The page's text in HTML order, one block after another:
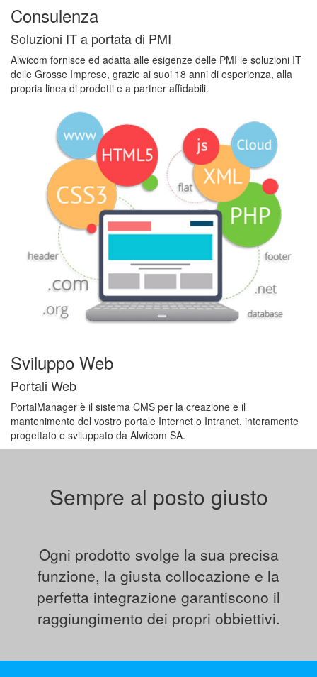
Consulenza
Soluzioni IT a portata di PMI
Alwicom fornisce ed adatta alle esigenze delle PMI le soluzioni IT
delle Grosse Imprese, grazie ai suoi 18 anni di esperienza, alla
propria linea di prodotti e a partner affidabili.
Sviluppo Web
Portali Web
PortalManager è il sistema CMS per la creazione e il
mantenimento del vostro portale Internet o Intranet, interamente
progettato e sviluppato da Alwicom SA.
Sempre al posto giusto
Ogni prodotto svolge la sua precisa
funzione, la giusta collocazione e la
perfetta integrazione garantiscono il
raggiungimento dei propri obbiettivi.